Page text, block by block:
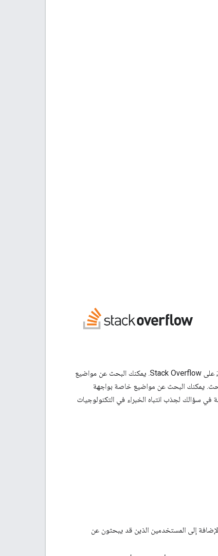
يراقب أعضاء فريق "منصة خرائط Google" عدة علامات ذات صلة بـ &quot;خرائط Google&quot; على Stack Overflow. يمكنك البحث عن مواضيع
يمكنك البحث عن مواضيع خاصة بواجهة
في سؤالك لجذب انتباه الخبراء في التكنولوجيات
إلى المستخدمين الذين قد يبحثون عن